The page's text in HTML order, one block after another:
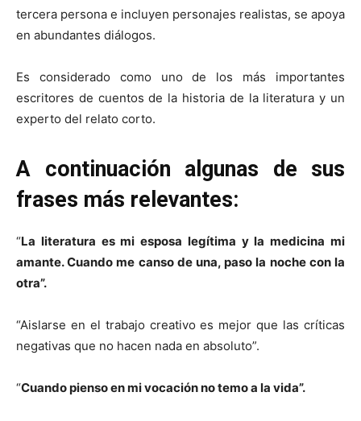
tercera persona e incluyen personajes realistas, se apoya
en abundantes diálogos.
Es considerado como uno de los más importantes
escritores de cuentos de la historia de la literatura y un
experto del relato corto.
A continuación algunas de sus
frases más relevantes:
“La literatura es mi esposa legítima y la medicina mi
amante. Cuando me canso de una, paso la noche con la
otra”.
“Aislarse en el trabajo creativo es mejor que las críticas
negativas que no hacen nada en absoluto”.
“Cuando pienso en mi vocación no temo a la vida”.